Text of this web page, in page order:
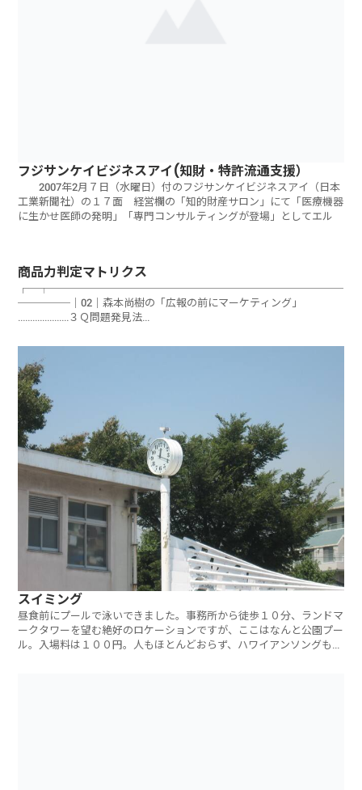
フジサンケイビジネスアイ(知財・特許流通支援）
2007年2月７日（水曜日）付のフジサンケイビジネスアイ（日本
工業新聞社）の１７面 経営欄の「知的財産サロン」にて「医療機器
に生かせ医師の発明」「専門コンサルティングが登場」としてエル
商品力判定マトリクス
┌─┬────────────────────────────
─────｜02│森本尚樹の「広報の前にマーケティング」
…………………３Ｑ問題発見法
スイミング
昼食前にプールで泳いできました。事務所から徒歩１０分、ランドマ
ークタワーを望む絶好のロケーションですが、ここはなんと公園プー
ル。入場料は１００円。人もほとんどおらず、ハワイアンソングも流